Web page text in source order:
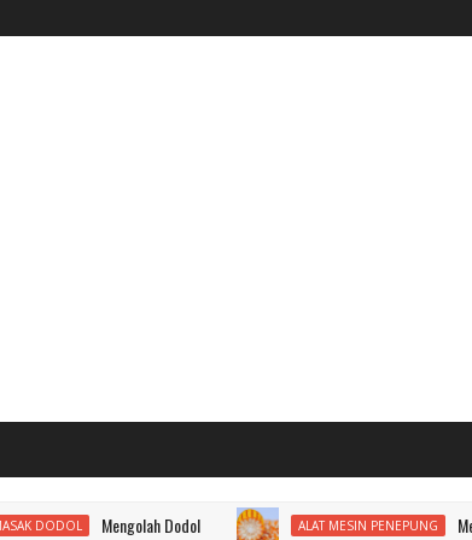
Mengolah Dodol ALAT MESIN PENEPUNG Membuat